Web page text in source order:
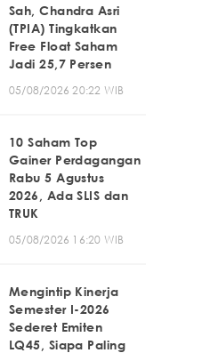
Sah, Chandra Asri
(TPIA) Tingkatkan
Free Float Saham
Jadi 25,7 Persen
05/08/2026 20:22 WIB
10 Saham Top
Gainer Perdagangan
Rabu 5 Agustus
2026, Ada SLIS dan
TRUK
05/08/2026 16:20 WIB
Mengintip Kinerja
Semester I-2026
Sederet Emiten
LQ45, Siapa Paling